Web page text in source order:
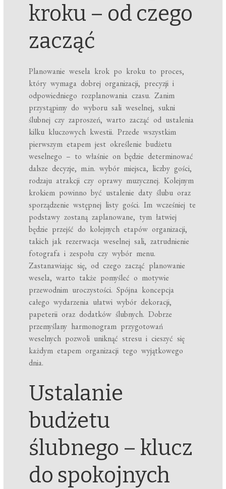
kroku – od czego
zacząć
Planowanie wesela krok po kroku to proces,
który wymaga dobrej organizacji, precyzji i
odpowiedniego rozplanowania czasu. Zanim
przystąpimy do wyboru sali weselnej, sukni
ślubnej czy zaproszeń, warto zacząć od ustalenia
kilku kluczowych kwestii. Przede wszystkim
pierwszym etapem jest określenie budżetu
weselnego – to właśnie on będzie determinować
dalsze decyzje, m.in. wybór miejsca, liczby gości,
rodzaju atrakcji czy oprawy muzycznej. Kolejnym
krokiem powinno być ustalenie daty ślubu oraz
sporządzenie wstępnej listy gości. Im wcześniej te
podstawy zostaną zaplanowane, tym łatwiej
będzie przejść do kolejnych etapów organizacji,
takich jak rezerwacja weselnej sali, zatrudnienie
fotografa i zespołu czy wybór menu.
Zastanawiając się, od czego zacząć planowanie
wesela, warto także pomyśleć o motywie
przewodnim uroczystości. Spójna koncepcja
całego wydarzenia ułatwi wybór dekoracji,
papeterii oraz dodatków ślubnych. Dobrze
przemyślany harmonogram przygotowań
weselnych pozwoli uniknąć stresu i cieszyć się
każdym etapem organizacji tego wyjątkowego
dnia.
Ustalanie
budżetu
ślubnego – klucz
do spokojnych